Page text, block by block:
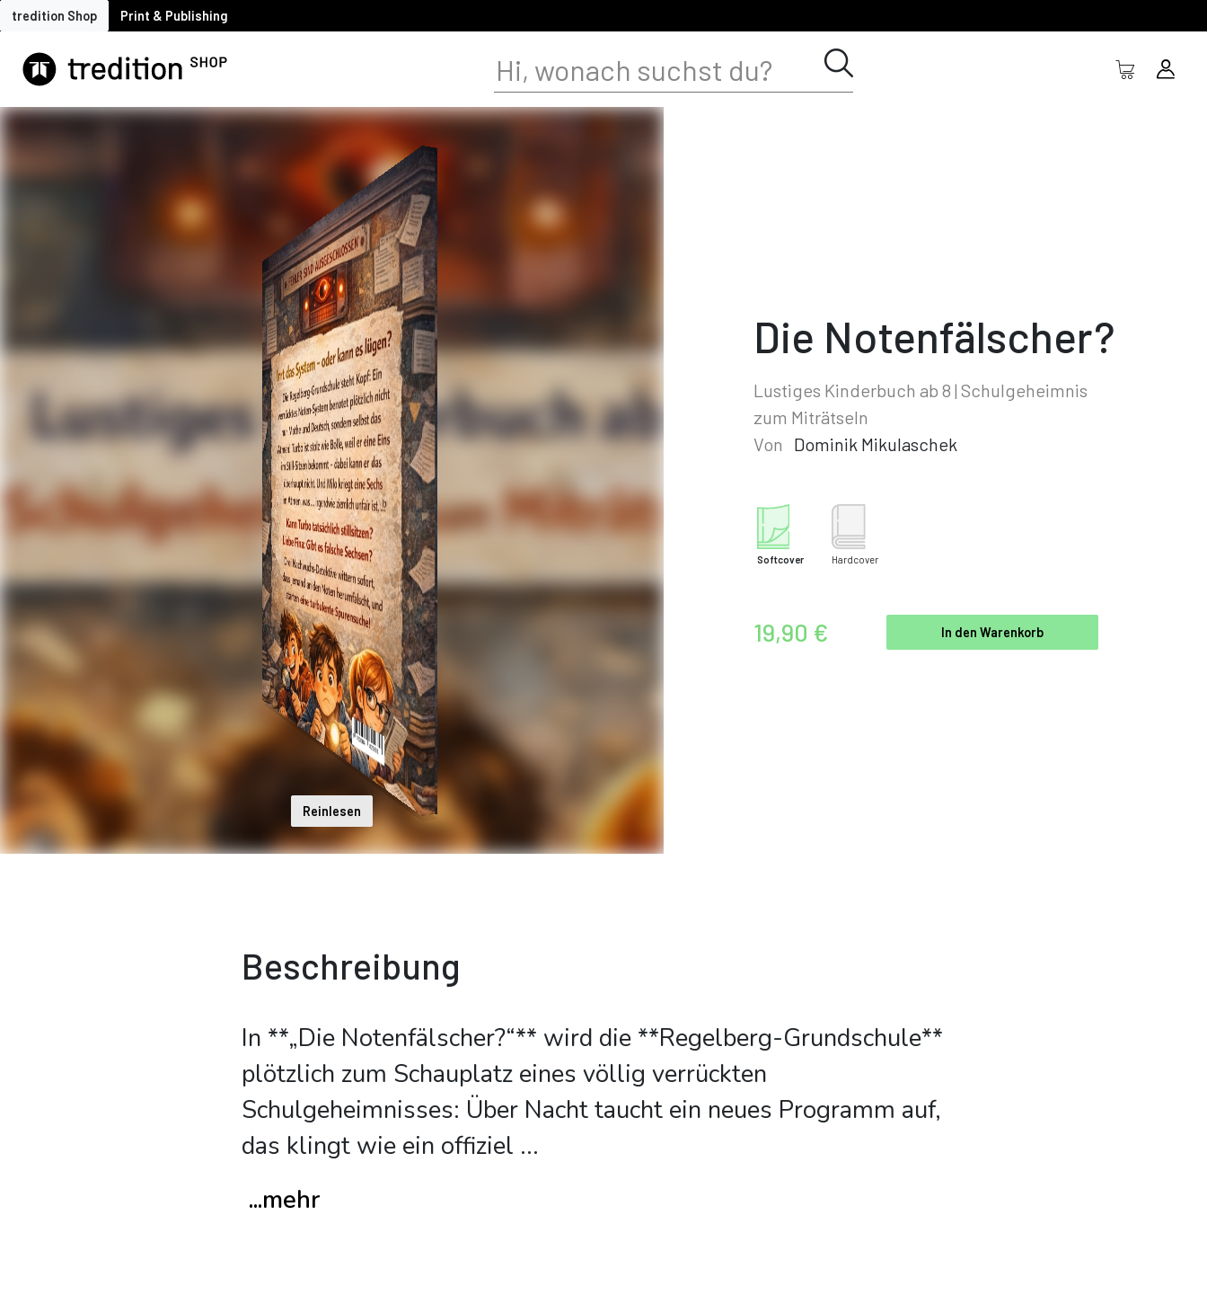
tredition Shop Print & Publishing
Reinlesen
Die Notenfälscher?
Lustiges Kinderbuch ab 8 | Schulgeheimnis
zum Miträtseln
Von
Dominik Mikulaschek
Softcover Hardcover
19,90 € In den Warenkorb
Beschreibung
In **„Die Notenfälscher?“** wird die **Regelberg-Grundschule**
plötzlich zum Schauplatz eines völlig verrückten
Schulgeheimnisses: Über Nacht taucht ein neues Programm auf,
das klingt wie ein offiziel ...
...mehr